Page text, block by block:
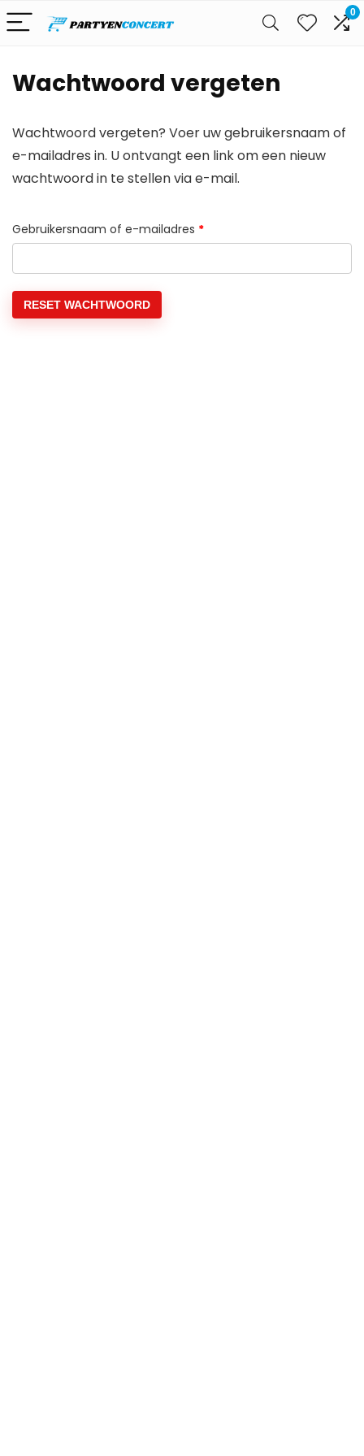
0
Wachtwoord vergeten
Wachtwoord vergeten? Voer uw gebruikersnaam of
e-mailadres in. U ontvangt een link om een nieuw
wachtwoord in te stellen via e-mail.
Gebruikersnaam of e-mailadres *Verplicht
RESET WACHTWOORD